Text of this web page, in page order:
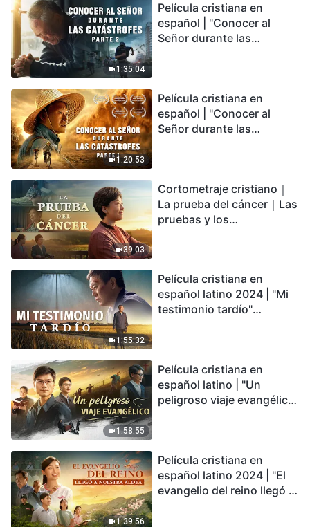
1:35:04
Película cristiana en
español | "Conocer al
Señor durante las
podemos sobrevivir?
1:20:53
Película cristiana en
español | "Conocer al
Señor durante las
encontrarás refugio?
39:03
Cortometraje cristiano｜
La prueba del cáncer｜Las
pruebas y los
1:55:32
Película cristiana en
español latino 2024 | "Mi
testimonio tardío"
conmovedor
1:58:55
Película cristiana en
español latino | "Un
peligroso viaje evangélico"
1:39:56
Película cristiana en
español latino 2024 | "El
evangelio del reino llegó a